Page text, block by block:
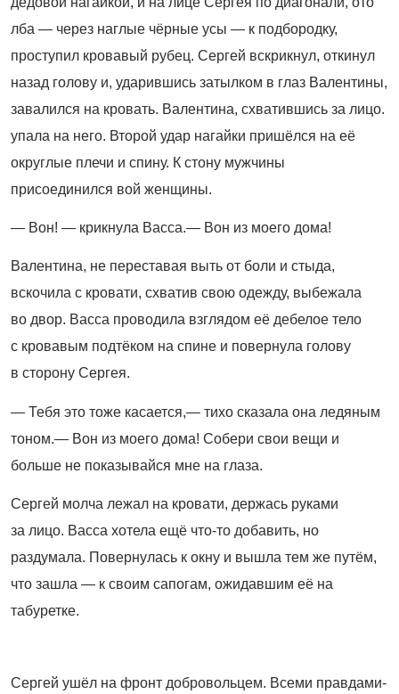
лба — через наглые чёрные усы — к подбородку,
проступил кровавый рубец. Сергей вскрикнул, откинул
назад голову и, ударившись затылком в глаз Валентины,
завалился на кровать. Валентина, схватившись за лицо.
упала на него. Второй удар нагайки пришёлся на её
округлые плечи и спину. К стону мужчины
присоединился вой женщины.
— Вон! — крикнула Васса.— Вон из моего дома!
Валентина, не переставая выть от боли и стыда,
вскочила с кровати, схватив свою одежду, выбежала
во двор. Васса проводила взглядом её дебелое тело
с кровавым подтёком на спине и повернула голову
в сторону Сергея.
— Тебя это тоже касается,— тихо сказала она ледяным
тоном.— Вон из моего дома! Собери свои вещи и
больше не показывайся мне на глаза.
Сергей молча лежал на кровати, держась руками
за лицо. Васса хотела ещё что-то добавить, но
раздумала. Повернулась к окну и вышла тем же путём,
что зашла — к своим сапогам, ожидавшим её на
табуретке.
Сергей ушёл на фронт добровольцем. Всеми правдами-